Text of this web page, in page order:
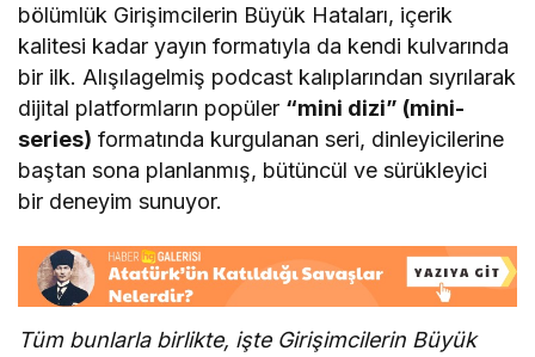
bölümlük Girişimcilerin Büyük Hataları, içerik
kalitesi kadar yayın formatıyla da kendi kulvarında
bir ilk. Alışılagelmiş podcast kalıplarından sıyrılarak
dijital platformların popüler “mini dizi” (mini-
series) formatında kurgulanan seri, dinleyicilerine
baştan sona planlanmış, bütüncül ve sürükleyici
bir deneyim sunuyor.
Tüm bunlarla birlikte, işte Girişimcilerin Büyük